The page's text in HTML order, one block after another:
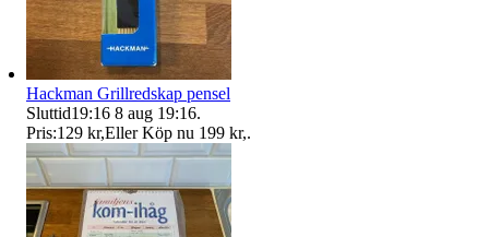
Hackman Grillredskap pensel
Sluttid19:16 8 aug 19:16.
Pris:129 kr,Eller Köp nu 199 kr,.